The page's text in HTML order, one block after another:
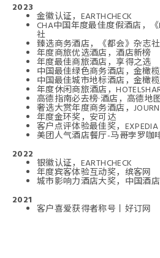
2023
金徽认证，EARTHCHECK
CHA中国年度最佳度假酒店，
社
臻选商务酒店，《都会》杂志社
年度商旅优选酒店，酒店新榜
年度最佳商旅酒店，享得之选
中国最佳绿色商务酒店，金橄榄
中国最佳城市地标酒店，金橄榄
年度休闲商旅酒店，
高德指南必去榜·酒店，高德地
奢选大赏年度商务酒店，
年度金环奖，安可达
客户点评体验最佳奖，EXPEDIA
美团人气酒店餐厅-马哥孛罗咖
2022
银徽认证，EARTHCHECK
年度宾客体验互动奖，缤客网
城市影响力酒店大奖，中国酒
2021
客户喜爱获得者称号丨好订网